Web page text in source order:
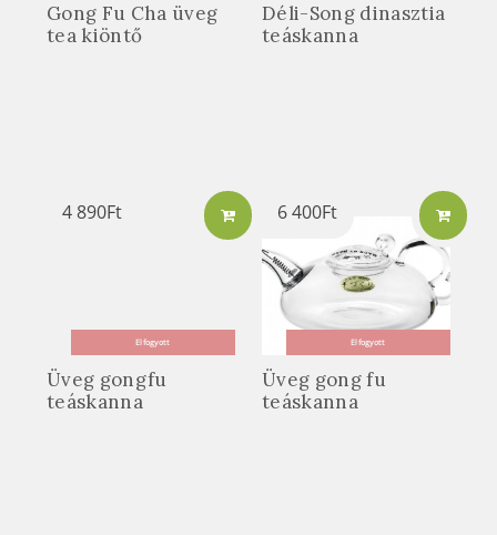
Gong Fu Cha üveg
tea kiöntő
Déli-Song dinasztia
teáskanna
Elfogyott
Üveg gongfu
teáskanna
4 890Ft
Elfogyott
Üveg gong fu
teáskanna
6 400Ft